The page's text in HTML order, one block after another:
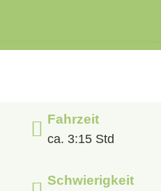
Fahrzeit
ca. 3:15 Std
Schwierigkeit